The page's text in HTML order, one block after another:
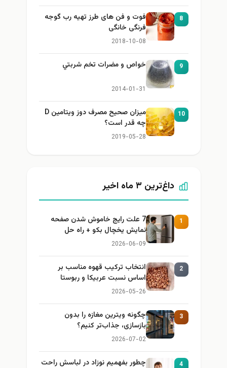
8
فوت و فن های طرز تهیه رب گوجه
فرنگی خانگی
2018-10-08
9 خواص و مضرات تخم شربتي
2014-01-31
10
میزان صحیح مصرف دوز ویتامین D
چه قدر است؟
2019-05-28
داغ‌ترین ۳ ماه اخیر
1
7 علت رایج خاموش شدن صفحه
نمایش یخچال بکو + راه حل
2026-06-09
2
انتخاب ترکیب قهوه مناسب بر
اساس نسبت عربیکا و ربوستا
2026-05-26
3
چگونه ویترین مغازه را بدون
بازسازی، جذاب‌تر کنیم؟
2026-07-02
4
چطور بفهمیم نوزاد در لباسش راحت